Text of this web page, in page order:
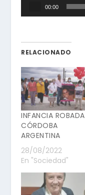
00:00
RELACIONADO
INFANCIA ROBADA
CÓRDOBA
ARGENTINA
28/08/2022
En "Sociedad"